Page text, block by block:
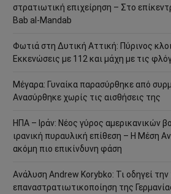
στρατιωτική επιχείρηση – Στο
Bab al-Mandab
Φωτιά στη Δυτική Αττική: Πύρινος
Εκκενώσεις με 112 και μάχη με τις
Μέγαρα: Γυναίκα παρασύρθηκε από
Ανασύρθηκε χωρίς τις αισθήσεις της
ΗΠΑ – Ιράν: Νέος γύρος αμερικανικών
ιρανική πυραυλική επίθεση – Η Μέση
ακόμη πιο επικίνδυνη φάση
Ανάλυση Andrew Korybko: Τι οδηγεί
επαναστρατιωτικοποίηση της